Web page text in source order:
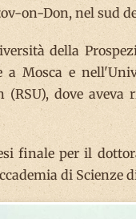
on-Don, nel sud
della
a Mosca e
(RSU), dove aveva
finale per il
di Scienze